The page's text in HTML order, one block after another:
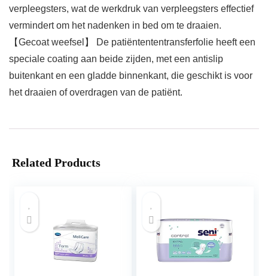
verpleegsters, wat de werkdruk van verpleegsters effectief
vermindert om het nadenken in bed om te draaien.
【Gecoat weefsel】 De patiëntententransferfolie heeft een
speciale coating aan beide zijden, met een antislip
buitenkant en een gladde binnenkant, die geschikt is voor
het draaien of overdragen van de patiënt.
Related Products